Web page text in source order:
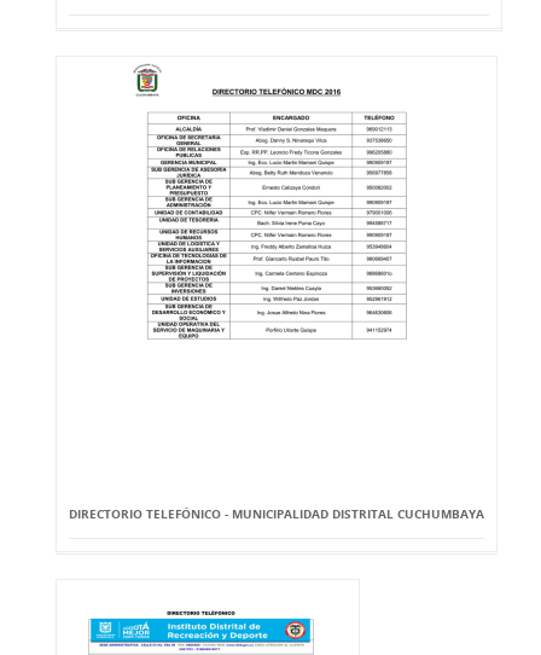
DIRECTORIO TELEFÓNICO - MUNICIPALIDAD DISTRITAL CUCHUMBAYA